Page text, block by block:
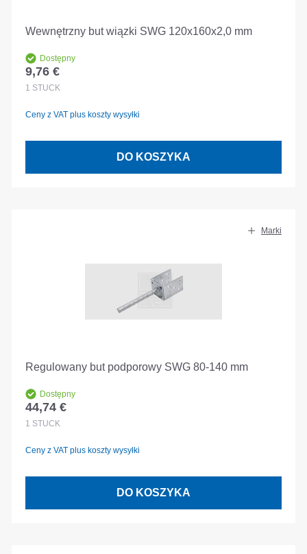
Wewnętrzny but wiązki SWG 120x160x2,0 mm
Dostępny
Cena regularna:
9,76 €
1 STÜCK
Ceny z VAT plus koszty wysyłki
DO KOSZYKA
Marki
Regulowany but podporowy SWG 80-140 mm
Dostępny
Cena regularna:
44,74 €
1 STÜCK
Ceny z VAT plus koszty wysyłki
DO KOSZYKA